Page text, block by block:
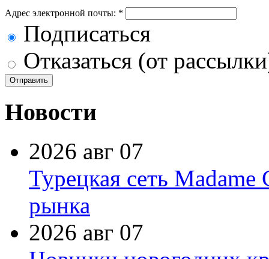
Адрес электронной почты: *
Подписаться
Отказаться (от
Новости
2026 авг 07
Турецкая сеть Madame
рынка
2026 авг 07